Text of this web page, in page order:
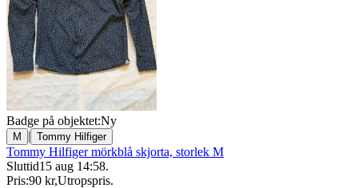
Badge på objektet:Ny
M | Tommy Hilfiger
Tommy Hilfiger mörkblå skjorta, storlek M
Sluttid15 aug 14:58.
Pris:90 kr,Utropspris.